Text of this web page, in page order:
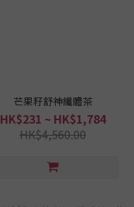
芒果籽舒神纖體茶
HK$231 ~ HK$1,784
HK$4,560.00